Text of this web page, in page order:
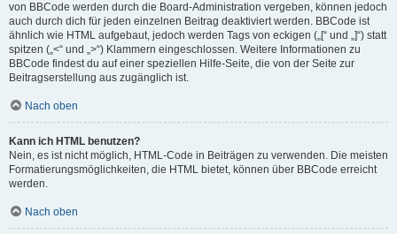
von BBCode werden durch die Board-Administration vergeben, können jedoch
auch durch dich für jeden einzelnen Beitrag deaktiviert werden. BBCode ist
ähnlich wie HTML aufgebaut, jedoch werden Tags von eckigen („[“ und „]“) statt
spitzen („<“ und „>“) Klammern eingeschlossen. Weitere Informationen zu
BBCode findest du auf einer speziellen Hilfe-Seite, die von der Seite zur
Beitragserstellung aus zugänglich ist.
Nach oben
Kann ich HTML benutzen?
Nein, es ist nicht möglich, HTML-Code in Beiträgen zu verwenden. Die meisten
Formatierungsmöglichkeiten, die HTML bietet, können über BBCode erreicht
werden.
Nach oben